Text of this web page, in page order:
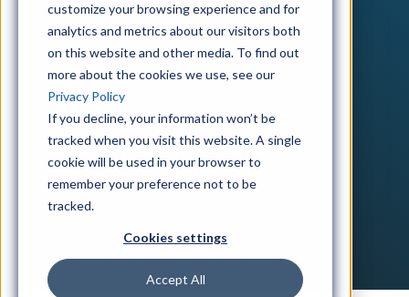
customize your browsing experience and for
analytics and metrics about our visitors both
on this website and other media. To find out
more about the cookies we use, see our
Privacy Policy
If you decline, your information won’t be
tracked when you visit this website. A single
cookie will be used in your browser to
remember your preference not to be
tracked.
Cookies settings
Accept All